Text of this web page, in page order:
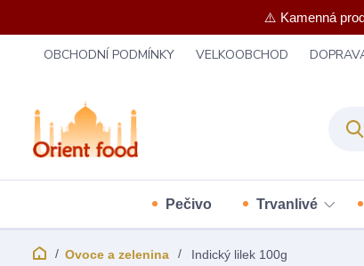
⚠️ Kamenná
OBCHODNÍ PODMÍNKY VELKOOBCHOD
Pečivo Trvanlivé
Ovoce a zelenina Indický lilek 100g